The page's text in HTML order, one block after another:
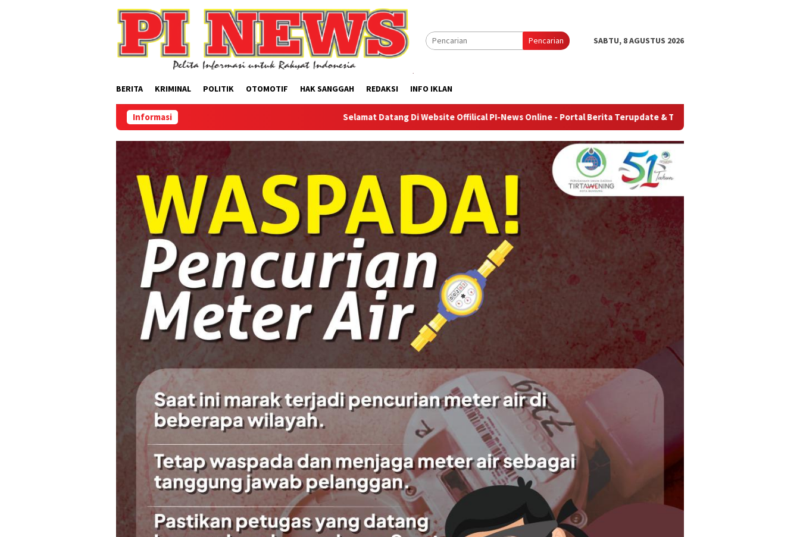
Pencarian
SABTU, 8 AGUSTUS 2026
BERITA KRIMINAL POLITIK OTOMOTIF HAK SANGGAH REDAKSI INFO IKLAN
Informasi Selamat Datang Di Website Offilical PI-News Online - Portal Berita Terupdate & Terpercaya